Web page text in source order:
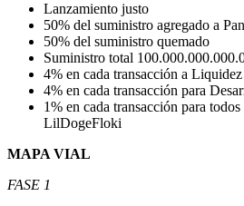
Lanzamiento justo
50% del suministro agregado a
50% del suministro quemado
Suministro total
4% en cada transacción a Liquidez
4% en cada transacción para
1% en cada transacción para
LilDogeFloki
MAPA VIAL
FASE 1